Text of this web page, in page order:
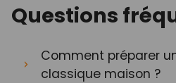
Questions
Comment préparer
classique maison ?